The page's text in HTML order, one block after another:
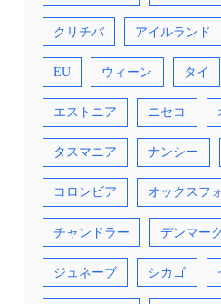
クリチバ アイルランド
EU ウィーン タイ
エストニア ニセコ
タスマニア ナンシー
コロンビア オックスフ
チャンドラー デンマーク
ジュネーブ シカゴ